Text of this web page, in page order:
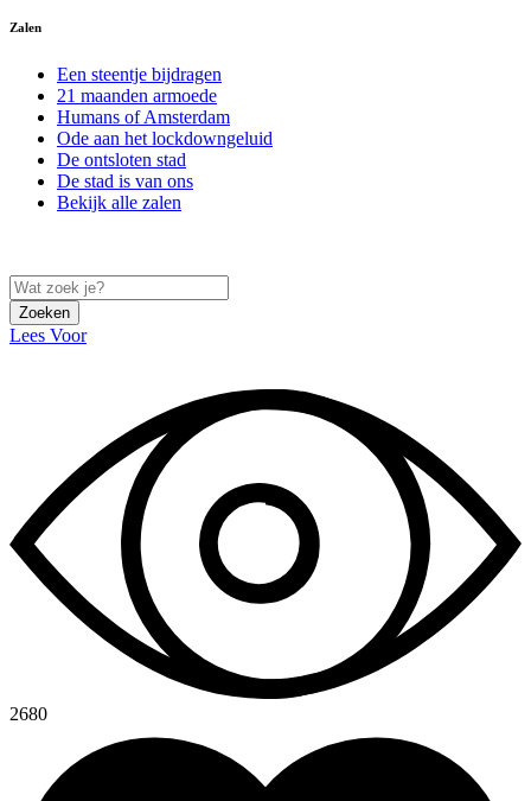
Zalen
Een steentje bijdragen
21 maanden armoede
Humans of Amsterdam
Ode aan het lockdowngeluid
De ontsloten stad
De stad is van ons
Bekijk alle zalen
Zoeken
Lees Voor
2680